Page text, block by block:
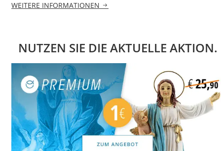
WEITERE INFORMATIONEN
NUTZEN SIE DIE AKTUELLE AKTION.